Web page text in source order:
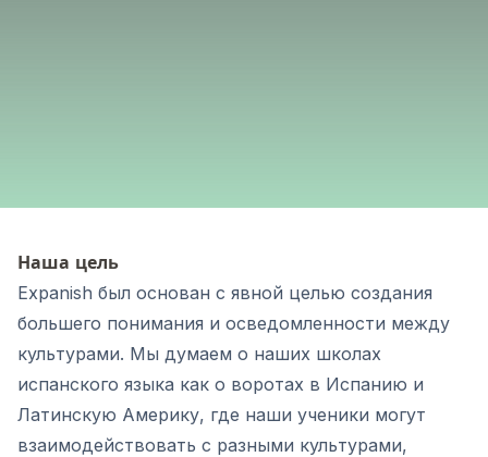
Наша цель
Expanish был основан с явной целью создания
большего понимания и осведомленности между
культурами. Мы думаем о наших школах
испанского языка как о воротах в Испанию и
Латинскую Америку, где наши ученики могут
взаимодействовать с разными культурами,